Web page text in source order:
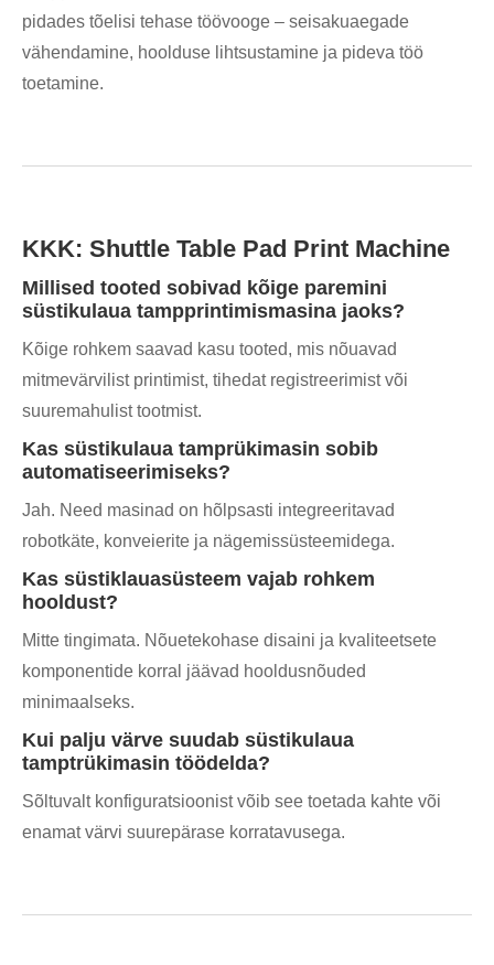
pidades tõelisi tehase töövooge – seisakuaegade
vähendamine, hoolduse lihtsustamine ja pideva töö
toetamine.
KKK: Shuttle Table Pad Print Machine
Millised tooted sobivad kõige paremini
süstikulaua tampprintimismasina jaoks?
Kõige rohkem saavad kasu tooted, mis nõuavad
mitmevärvilist printimist, tihedat registreerimist või
suuremahulist tootmist.
Kas süstikulaua tamprükimasin sobib
automatiseerimiseks?
Jah. Need masinad on hõlpsasti integreeritavad
robotkäte, konveierite ja nägemissüsteemidega.
Kas süstiklauasüsteem vajab rohkem
hooldust?
Mitte tingimata. Nõuetekohase disaini ja kvaliteetsete
komponentide korral jäävad hooldusnõuded
minimaalseks.
Kui palju värve suudab süstikulaua
tamptrükimasin töödelda?
Sõltuvalt konfiguratsioonist võib see toetada kahte või
enamat värvi suurepärase korratavusega.